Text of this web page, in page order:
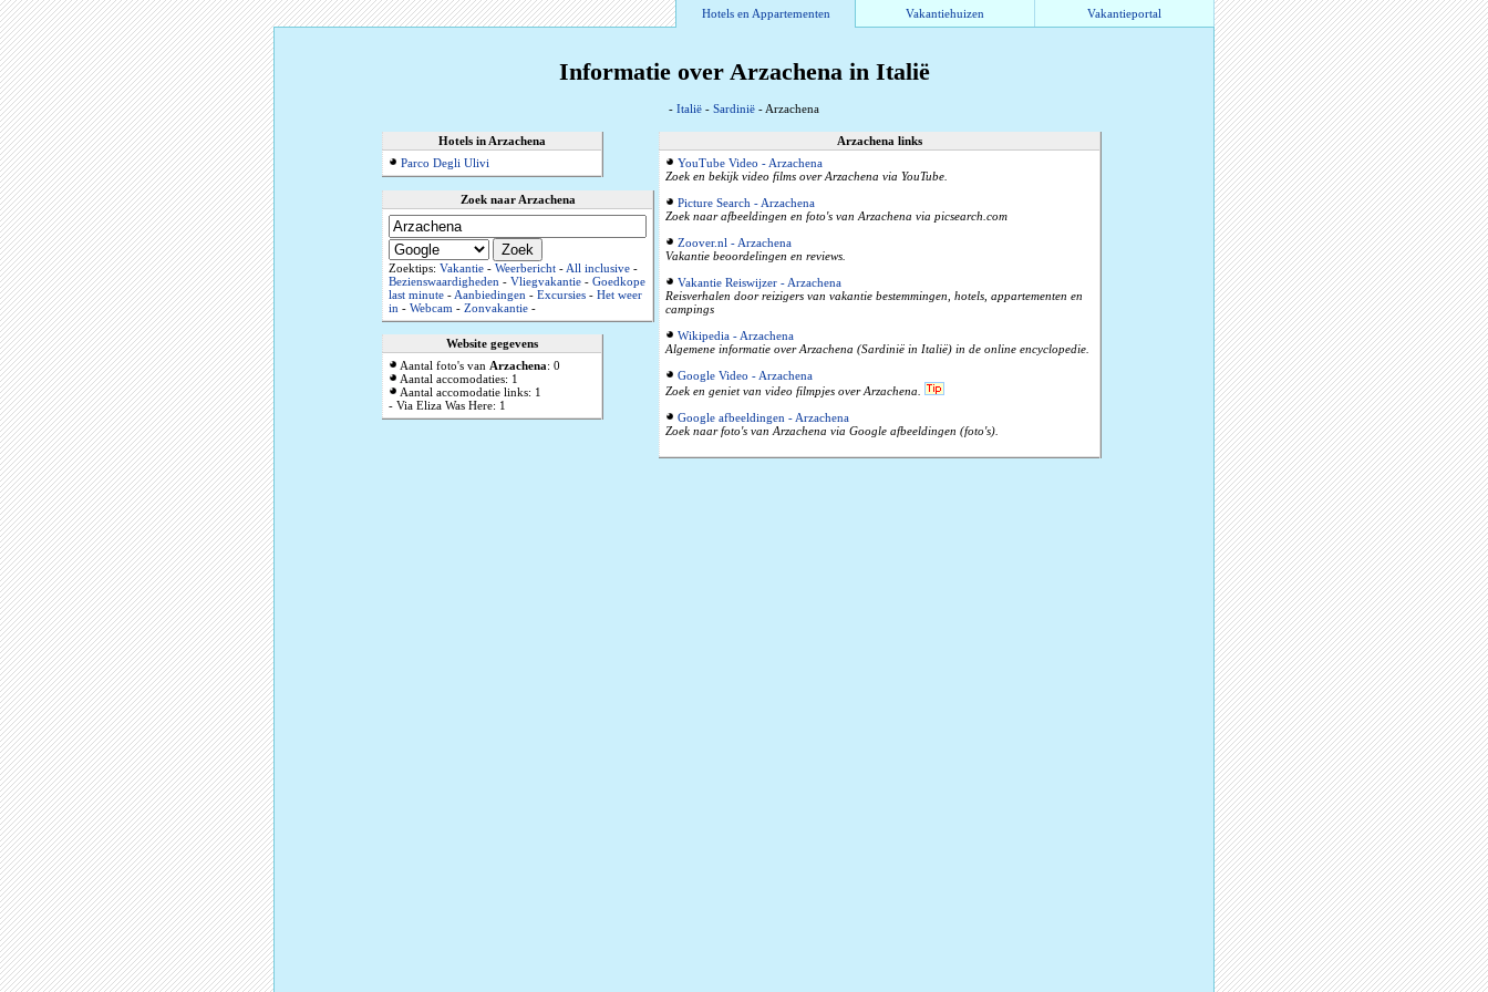
Hotels en Appartementen Vakantiehuizen Vakantieportal
Informatie over Arzachena in Italië
- Italië - Sardinië - Arzachena
Hotels in Arzachena
Parco Degli Ulivi
Zoek naar Arzachena
Zoektips: Vakantie - Weerbericht -All inclusive -
Bezienswaardigheden - Vliegvakantie - Goedkope
last minute -Aanbiedingen - Excursies - Het weer
in - Webcam - Zonvakantie -
Website gegevens
Aantal foto's van Arzachena: 0
Aantal accomodaties: 1
Aantal accomodatie links: 1
- Via Eliza Was Here: 1
Arzachena links
YouTube Video - Arzachena
Zoek en bekijk video films over Arzachena via YouTube.
Picture Search - Arzachena
Zoek naar afbeeldingen en foto's van Arzachena via picsearch.com
Zoover.nl - Arzachena
Vakantie beoordelingen en reviews.
Vakantie Reiswijzer - Arzachena
Reisverhalen door reizigers van vakantie bestemmingen, hotels, appartementen en
campings
Wikipedia - Arzachena
Algemene informatie over Arzachena (Sardinië in Italië) in de online encyclopedie.
Google Video - Arzachena
Zoek en geniet van video filmpjes over Arzachena.
Google afbeeldingen - Arzachena
Zoek naar foto's van Arzachena via Google afbeeldingen (foto's).